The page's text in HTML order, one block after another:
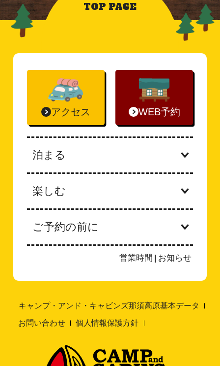
TOP PAGE
泊まる
楽しむ
ご予約の前に
アクセス WEB予約
営業時間 | お知らせ
キャンプ・アンド・キャビンズ那須高原基本データ
お問い合わせ 個人情報保護方針